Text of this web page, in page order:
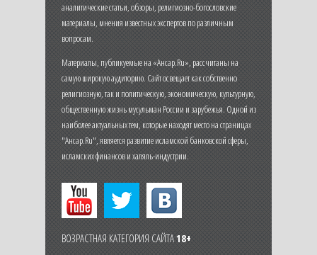
аналитические статьи, обзоры, религиозно-богословские
материалы, мнения известных экспертов по различным
вопросам.
Материалы, публикуемые на «Ансар.Ru», рассчитаны на
самую широкую аудиторию. Сайт освещает как собственно
религиозную, так и политическую, экономическую, культурную,
общественную жизнь мусульман России и зарубежья. Одной из
наиболее актуальных тем, которые находят место на страницах
"Ансар.Ru", является развитие исламской банковской сферы,
исламских финансов и халяль-индустрии.
ВОЗРАСТНАЯ КАТЕГОРИЯ САЙТА18+